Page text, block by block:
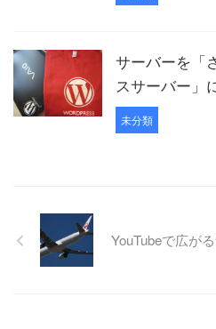
サーバーを「
スサーバー」
未分類
YouTubeで広が